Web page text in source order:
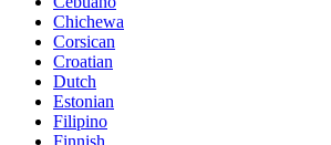
Chichewa
Corsican
Croatian
Dutch
Estonian
Filipino